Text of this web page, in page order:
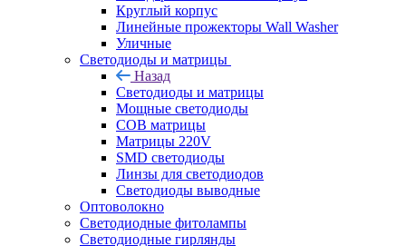
Круглый корпус
Линейные прожекторы Wall Washer
Уличные
Светодиоды и матрицы
Назад
Светодиоды и матрицы
Мощные светодиоды
COB матрицы
Матрицы 220V
SMD светодиоды
Линзы для светодиодов
Светодиоды выводные
Оптоволокно
Светодиодные фитолампы
Светодиодные гирлянды